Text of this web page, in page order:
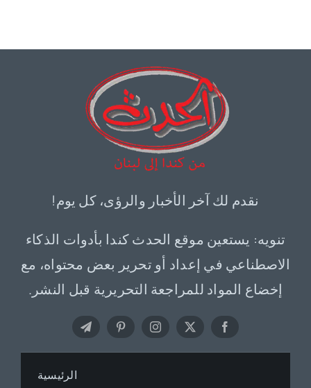
نقدم لك آخر الأخبار والرؤى، كل يوم!
تنويه: يستعين موقع الحدث كندا بأدوات الذكاء
الاصطناعي في إعداد أو تحرير بعض محتواه، مع
إخضاع المواد للمراجعة التحريرية قبل النشر.
الرئيسية